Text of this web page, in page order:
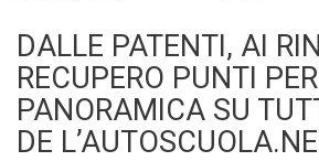
DALLE PATENTI, AI
RECUPERO PUNTI
PANORAMICA SU
DE